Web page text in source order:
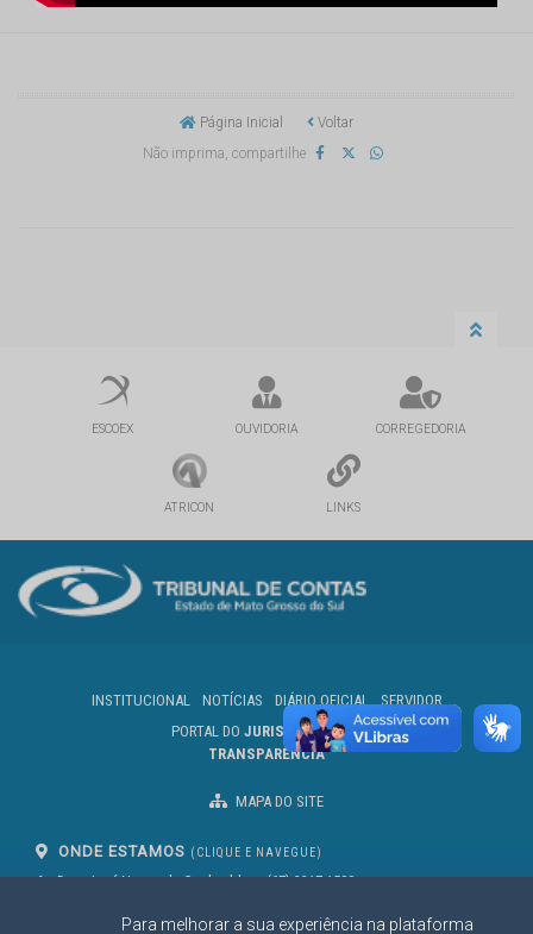
Para melhorar a sua experiência na plataforma
Página Inicial
Voltar
Não imprima, compartilhe
ESCOEX OUVIDORIA CORREGEDORIA
ATRICON LINKS
INSTITUCIONAL NOTÍCIAS DIÁRIO OFICIAL
SERVIDOR
PORTAL DO JURISDICIONADO
TRANSPARÊNCIA
MAPA DO SITE
ONDE ESTAMOS (CLIQUE E NAVEGUE)
Av. Des. José Nunes da Cunha, bloco
Campo Grande/MS
(67) 3317-1500